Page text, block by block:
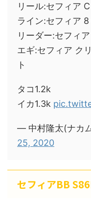
リール:セフィア
ライン:セフィア
リーダー:セフィ
エギ:セフィア ク
ト
タコ1.2k
イカ1.3k
— 中村隆太(ナカ
25, 2020
セフィアBB